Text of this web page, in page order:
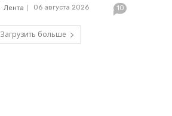
Лента 06 августа 2026 10
Загрузить больше